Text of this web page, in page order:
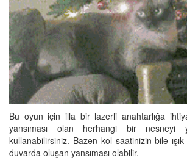
Bu oyun için illa bir lazerli anahtarlığa
yansıması olan herhangi bir
kullanabilirsiniz. Bazen kol saatinizin bile ışık
duvarda oluşan yansıması olabilir.